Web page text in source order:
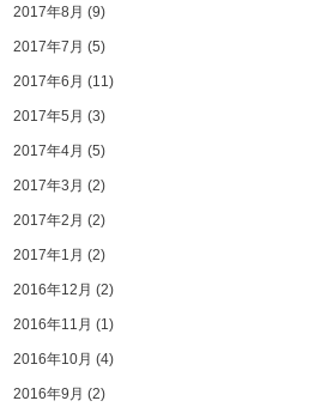
2017年8月 (9)
2017年7月 (5)
2017年6月 (11)
2017年5月 (3)
2017年4月 (5)
2017年3月 (2)
2017年2月 (2)
2017年1月 (2)
2016年12月 (2)
2016年11月 (1)
2016年10月 (4)
2016年9月 (2)